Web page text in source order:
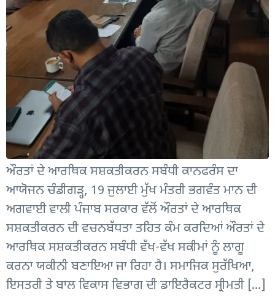
ਔਰਤਾਂ ਦੇ ਆਰਥਿਕ ਸਸ਼ਕਤੀਕਰਨ ਸਬੰਧੀ ਕਾਨਫਰੰਸ ਦਾ
ਆਯੋਜਨ ਚੰਡੀਗੜ੍ਹ, 19 ਜੁਲਾਈ ਮੁੱਖ ਮੰਤਰੀ ਭਗਵੰਤ ਮਾਨ ਦੀ
ਅਗਵਾਈ ਵਾਲੀ ਪੰਜਾਬ ਸਰਕਾਰ ਵੱਲੋਂ ਔਰਤਾਂ ਦੇ ਆਰਥਿਕ
ਸਸ਼ਕਤੀਕਰਨ ਦੀ ਵਚਨਬੱਧਤਾ ਤਹਿਤ ਕੰਮ ਕਰਦਿਆਂ ਔਰਤਾਂ ਦੇ
ਆਰਥਿਕ ਸਸ਼ਕਤੀਕਰਨ ਸਬੰਧੀ ਵੱਖ-ਵੱਖ ਸਕੀਮਾਂ ਨੂੰ ਲਾਗੂ
ਕਰਨਾ ਯਕੀਨੀ ਬਣਾਇਆ ਜਾ ਰਿਹਾ ਹੈ। ਸਮਾਜਿਕ ਸੁਰੱਖਿਆ,
ਇਸਤਰੀ ਤੇ ਬਾਲ ਵਿਕਾਸ ਵਿਭਾਗ ਦੀ ਡਾਇਰੈਕਟਰ ਸ੍ਰੀਮਤੀ […]